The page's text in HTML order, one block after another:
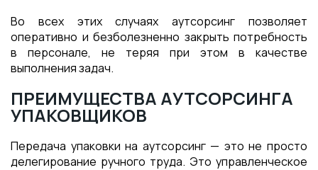
Во всех этих случаях аутсорсинг позволяет
оперативно и безболезненно закрыть потребность
в персонале, не теряя при этом в качестве
выполнения задач.
ПРЕИМУЩЕСТВА АУТСОРСИНГА
УПАКОВЩИКОВ
Передача упаковки на аутсорсинг — это не просто
делегирование ручного труда. Это управленческое